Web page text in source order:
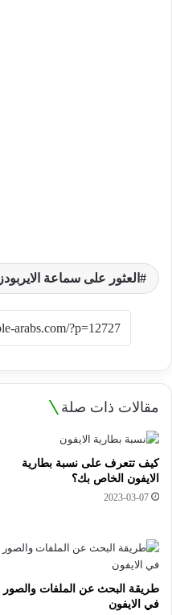
العثور على سماعة الايربودز
مقالات ذات صلة
كيف تتعرف على نسبة بطارية
الايفون الخاص بك؟
2023-03-07
طريقة البحث عن الملفات والصور
في الايفون